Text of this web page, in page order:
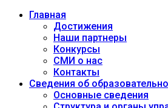
Главная
Достижения
Наши партнеры
Конкурсы
СМИ о нас
Контакты
Сведения об
Основные сведения